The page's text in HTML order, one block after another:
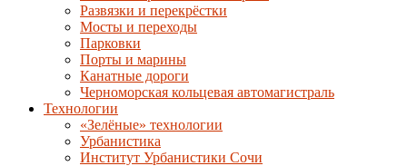
Развязки и перекрёстки
Мосты и переходы
Парковки
Порты и марины
Канатные дороги
Черноморская кольцевая автомагистраль
Технологии
«Зелёные» технологии
Урбанистика
Институт Урбанистики Сочи